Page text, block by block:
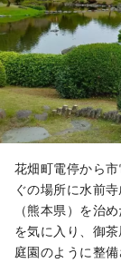
花畑町電停から
ぐの場所に水前
（熊本県）を治
を気に入り、御
庭園のように整